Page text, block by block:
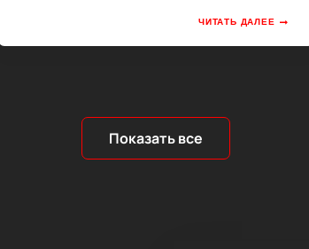
ЧИТАТЬ ДАЛЕЕ
Показать все